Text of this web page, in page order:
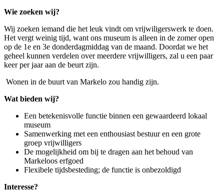
Wie zoeken wij?
Wij zoeken iemand die het leuk vindt om vrijwiligerswerk te doen.
Het vergt weinig tijd, want ons museum is alleen in de zomer open
op de 1e en 3e donderdagmiddag van de maand. Doordat we het
geheel kunnen verdelen over meerdere vrijwilligers, zal u een paar
keer per jaar aan de beurt zijn.
Wonen in de buurt van Markelo zou handig zijn.
Wat bieden wij?
Een betekenisvolle functie binnen een gewaardeerd lokaal
museum
Samenwerking met een enthousiast bestuur en een grote
groep vrijwilligers
De mogelijkheid om bij te dragen aan het behoud van
Markeloos erfgoed
Flexibele tijdsbesteding; de functie is onbezoldigd
Interesse?